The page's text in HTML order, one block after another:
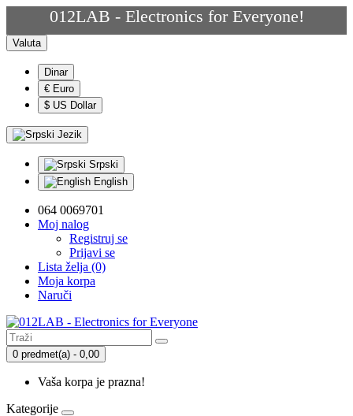
012LAB - Electronics for Everyone!
Valuta
Dinar
€ Euro
$ US Dollar
Jezik
Srpski
English
064 0069701
Moj nalog
Registruj se
Prijavi se
Lista želja (0)
Moja korpa
Naruči
0 predmet(a) - 0,00
Vaša korpa je prazna!
Kategorije